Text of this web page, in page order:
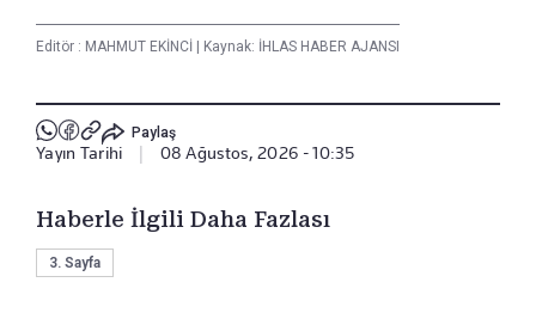
Editör : MAHMUT EKİNCİ Kaynak: İHLAS HABER AJANSI
Paylaş
Yayın Tarihi 08 Ağustos, 2026 - 10:35
Haberle İlgili Daha Fazlası
3. Sayfa